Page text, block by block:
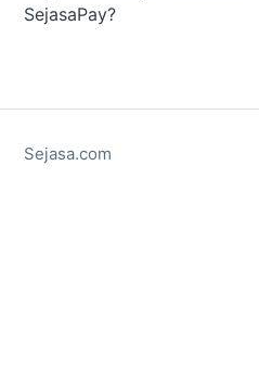
SejasaPay?
Sejasa.com